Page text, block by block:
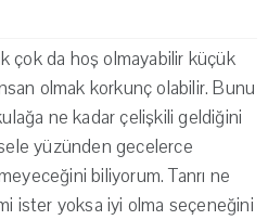
çok da hoş olmayabilir küçük
olmak korkunç olabilir. Bunu
ne kadar çelişkili geldiğini
yüzünden gecelerce
biliyorum. Tanrı ne
ister yoksa iyi olma seçeneğini